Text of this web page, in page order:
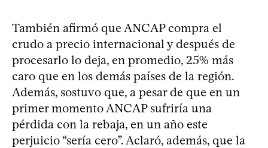
También afirmó que ANCAP compra el
crudo a precio internacional y después de
procesarlo lo deja, en promedio, 25% más
caro que en los demás países de la región.
Además, sostuvo que, a pesar de que en un
primer momento ANCAP sufriría una
pérdida con la rebaja, en un año este
perjuicio “sería cero”. Aclaró, además, que la